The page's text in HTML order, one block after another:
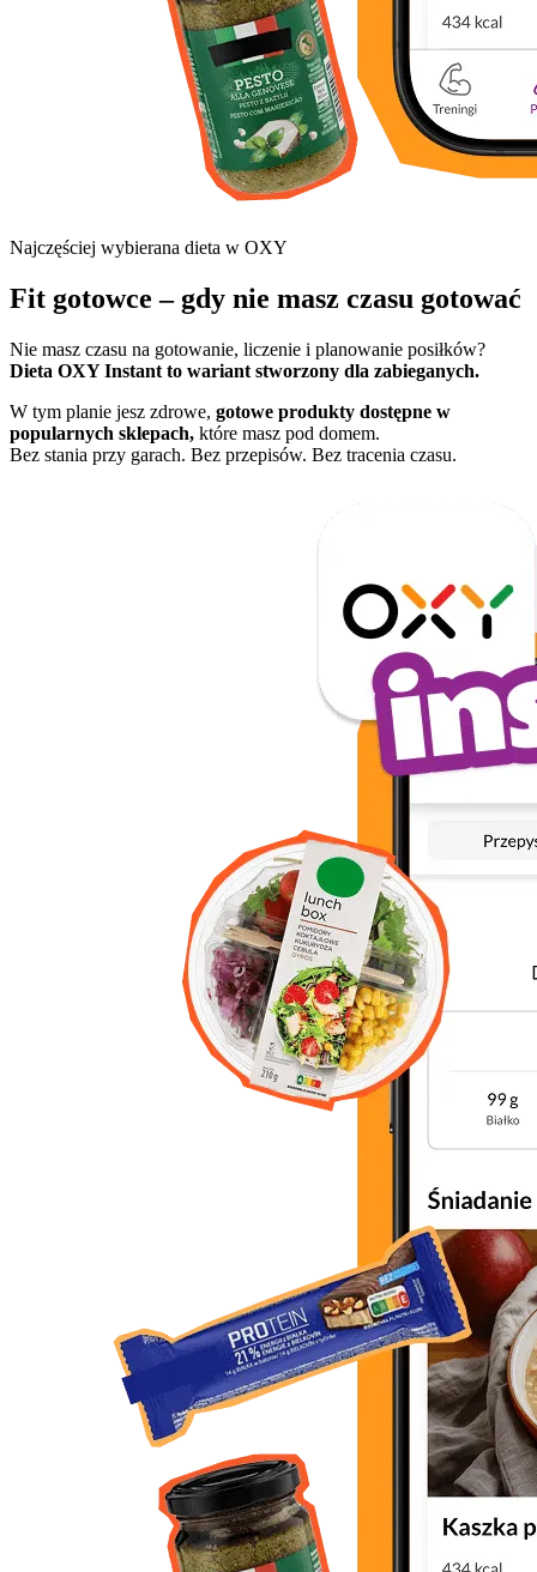
Najczęściej wybierana dieta w OXY
Fit gotowce – gdy nie masz czasu gotować
Nie masz czasu na gotowanie, liczenie i planowanie posiłków?
Dieta OXY Instant to wariant stworzony dla zabieganych.
W tym planie jesz zdrowe, gotowe produkty dostępne w
popularnych sklepach, które masz pod domem.
Bez stania przy garach. Bez przepisów. Bez tracenia czasu.